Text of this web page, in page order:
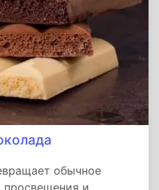
обычное
просвещения и